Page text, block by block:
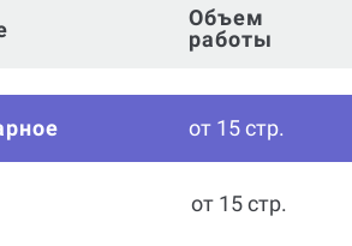
Объем
работы
от 15 стр.
от 15 стр.